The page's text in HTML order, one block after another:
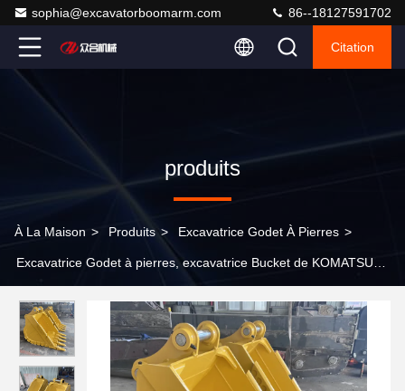
sophia@excavatorboomarm.com 86--18127591702
Citation
produits
À La Maison > Produits > Excavatrice Godet À Pierres >
Excavatrice Godet à pierres, excavatrice Bucket de KOMATSU
construction de 312 320 330 E70B